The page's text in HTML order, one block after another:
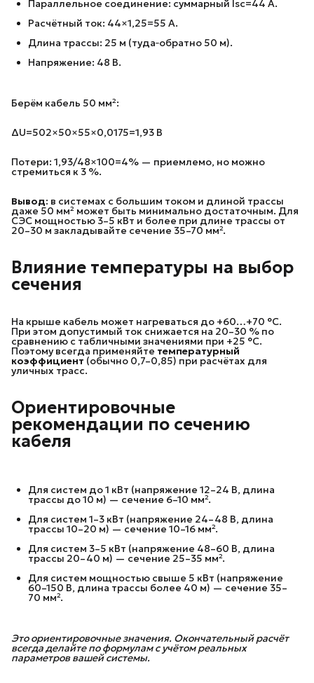
Параллельное соединение: суммарный Isc​=44 А.
Расчётный ток: 44×1,25=55 А.
Длина трассы: 25 м (туда‑обратно 50 м).
Напряжение: 48 В.
Берём кабель 50 мм²:
ΔU=502×50×55×0,0175​=1,93 В
Потери: 1,93/48×100=4% — приемлемо, но можно
стремиться к 3 %.
Вывод: в системах с большим током и длиной трассы
даже 50 мм² может быть минимально достаточным. Для
СЭС мощностью 3–5 кВт и более при длине трассы от
20–30 м закладывайте сечение 35–70 мм².
Влияние температуры на выбор
сечения
На крыше кабель может нагреваться до +60…+70 °C.
При этом допустимый ток снижается на 20–30 % по
сравнению с табличными значениями при +25 °C.
Поэтому всегда применяйте температурный
коэффициент (обычно 0,7–0,85) при расчётах для
уличных трасс.
Ориентировочные
рекомендации по сечению
кабеля
Для систем до 1 кВт (напряжение 12–24 В, длина
трассы до 10 м) — сечение 6–10 мм².
Для систем 1–3 кВт (напряжение 24–48 В, длина
трассы 10–20 м) — сечение 10–16 мм².
Для систем 3–5 кВт (напряжение 48–60 В, длина
трассы 20–40 м) — сечение 25–35 мм².
Для систем мощностью свыше 5 кВт (напряжение
60–150 В, длина трассы более 40 м) — сечение 35–
70 мм².
Это ориентировочные значения. Окончательный расчёт
всегда делайте по формулам с учётом реальных
параметров вашей системы.